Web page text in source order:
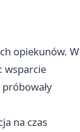
opiekunów. W
wsparcie
na czas